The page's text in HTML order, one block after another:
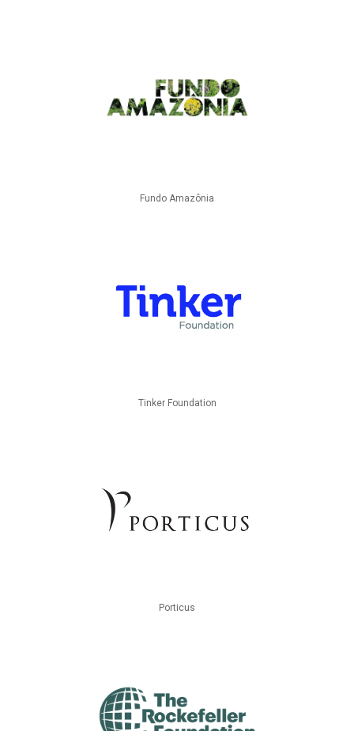
Fundo Amazônia
Tinker Foundation
Porticus